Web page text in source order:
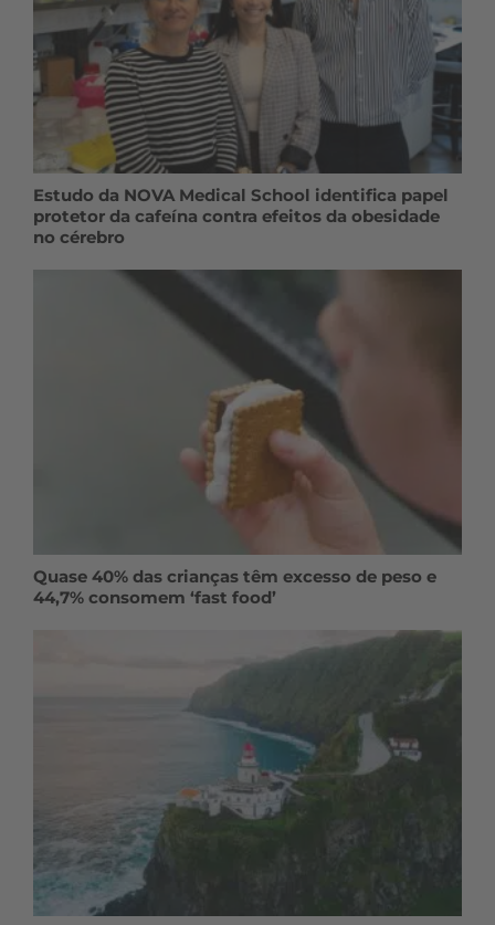
Estudo da NOVA Medical School identifica papel
protetor da cafeína contra efeitos da obesidade
no cérebro
Quase 40% das crianças têm excesso de peso e
44,7% consomem ‘fast food’